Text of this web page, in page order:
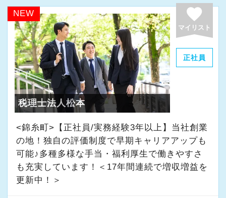
・事前に気軽な面談を実施
・仕事内容やキャリアを相談可
・ざっくばらんに質問OK
・納得後に選考へ進めます
・入社時期は柔軟に対応
・半年～1年の調整も可能
「応募する」からお気軽にご連絡ください。
務を覚えていくことができます。
パソコン作業になりますので、目や脳が疲れた
ら、お茶やお菓子で糖分補給もしながら、作業
を進めています。
★入社後の仕事内容★
業務時間内は、事務所内スタッフともやりとり
して頂きながら、
完全在宅会計スタッフとして、会計業務全般を
お任せします。
【具体的な業務】
・記帳代行
NEW favorite
マイリスト
正社員
税理士法人松本
<錦糸町>【正社員/実務経験3年以上】当社創業
の地！独自の評価制度で早期キャリアアップも
可能♪多種多様な手当・福利厚生で働きやすさ
も充実しています！＜17年間連続で増収増益を
更新中！＞